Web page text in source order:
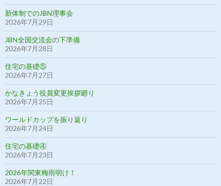
新体制でのJBN理事会
2026年7月29日
JBN全国交流会の下準備
2026年7月28日
住宅の基礎⑤
2026年7月27日
かなきょう役員変更挨拶廻り
2026年7月25日
ワールドカップを振り返り
2026年7月24日
住宅の基礎④
2026年7月23日
2026年関東梅雨明け！
2026年7月22日